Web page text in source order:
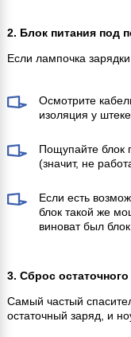
2. Блок питания под
Если лампочка
Осмотрите
изоляция у
Пощупайте блок
(значит, не
Если есть
блок такой же
виноват был блок.
3. Сброс остаточного
Самый частый
остаточный заряд, и